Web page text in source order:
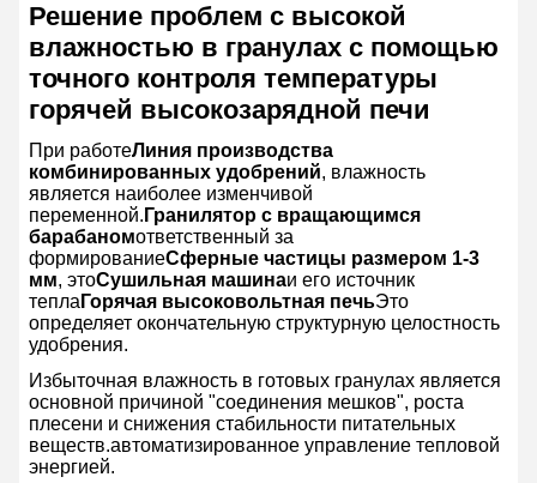
Решение проблем с высокой
влажностью в гранулах с помощью
точного контроля температуры
горячей высокозарядной печи
При работеЛиния производства
комбинированных удобрений, влажность
является наиболее изменчивой
переменной. Гранилятор с вращающимся
барабаномответственный за
формированиеСферные частицы размером 1-3
мм, этоСушильная машинаи его источник
тепла Горячая высоковольтная печьЭто
определяет окончательную структурную целостность
удобрения.
Избыточная влажность в готовых гранулах является
основной причиной "соединения мешков", роста
плесени и снижения стабильности питательных
веществ.автоматизированное управление тепловой
энергией.